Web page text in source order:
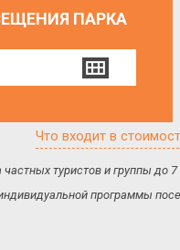
ПАРКА
Что входит в
туристов и группы
программы